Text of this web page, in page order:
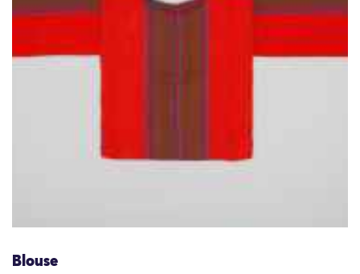
Blouse